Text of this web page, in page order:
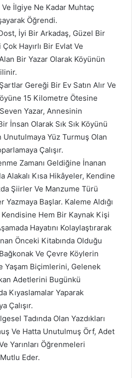
İlgiye Ne Kadar Muhtaç
Öğrendi.
İyi Bir Arkadaş, Güzel Bir
Hayırlı Bir Evlat Ve
Bir Yazar Olarak Köyünün
Gereği Bir Ev Satın Alır Ve
15 Kilometre Ötesine
Yazar, Annesinin
İnsan Olarak Sık Sık Köyünü
Unutulmaya Yüz Turmuş Olan
Çalışır.
Zamanı Geldiğine İnanan
Alakalı Kısa Hikâyeler, Kendine
Şiirler Ve Manzume Türü
Yazmaya Başlar. Kaleme Aldığı
Hem Bir Kaynak Kişi
Hayatını Kolaylaştırarak
Önceki Kitabında Olduğu
Ve Çevre Köylerin
Yaşam Biçimlerini, Gelenek
Adetlerini Bugünkü
Kıyaslamalar Yaparak
Çalışır.
Tadında Olan Yazdıkları
Ve Hatta Unutulmuş Örf, Adet
Yarınları Öğrenmeleri
Eder.